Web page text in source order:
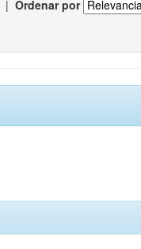
| Ordenar por